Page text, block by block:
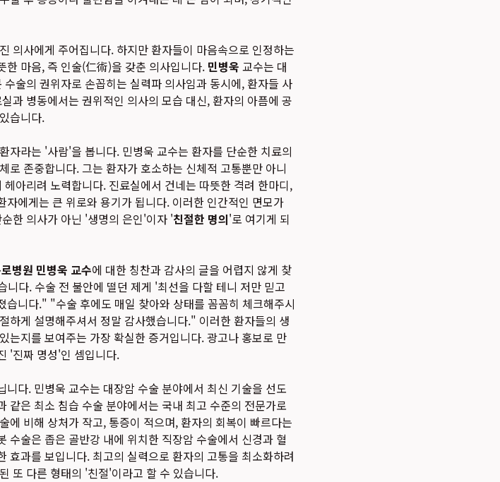
의사에게 주어집니다. 하지만 환자들이 마음속으로 인정하는
한 마음, 즉 인술(仁術)을 갖춘 의사입니다. 민병욱 교수는 대
술의 권위자로 손꼽히는 실력파 의사임과 동시에, 환자들 사
과 병동에서는 권위적인 의사의 모습 대신, 환자의 아픔에 공
습니다.
자라는 '사람'을 봅니다. 민병욱 교수는 환자를 단순한 치료의
로 존중합니다. 그는 환자가 호소하는 신체적 고통뿐만 아니
아리려 노력합니다. 진료실에서 건네는 따뜻한 격려 한마디,
에게는 큰 위로와 용기가 됩니다. 이러한 인간적인 면모가
한 의사가 아닌 '생명의 은인'이자 '친절한 명의'로 여기게 되
병원 민병욱 교수에 대한 칭찬과 감사의 글을 어렵지 않게 찾
다. 수술 전 불안에 떨던 제게 '최선을 다할 테니 저만 믿고
니다." "수술 후에도 매일 찾아와 상태를 꼼꼼히 체크해주시
하게 설명해주셔서 정말 감사했습니다." 이러한 환자들의 생
는지를 보여주는 가장 확실한 증거입니다. 광고나 홍보로 만
'진짜 명성'인 셈입니다.
다. 민병욱 교수는 대장암 수술 분야에서 최신 기술을 선도
같은 최소 침습 수술 분야에서는 국내 최고 수준의 전문가로
에 비해 상처가 작고, 통증이 적으며, 환자의 회복이 빠르다는
수술은 좁은 골반강 내에 위치한 직장암 수술에서 신경과 혈
효과를 보입니다. 최고의 실력으로 환자의 고통을 최소화하려
또 다른 형태의 '친절'이라고 할 수 있습니다.